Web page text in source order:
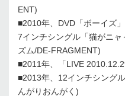
ENT)
■2010年、DVD「ボーイズ
7インチシングル「猫がニ
ズム/DE-FRAGMENT)
■2011年、「LIVE
■2013年、12インチシング
んがりおんがく)